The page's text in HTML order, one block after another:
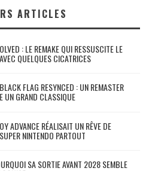
ARTICLES
: LE REMAKE QUI RESSUSCITE LE
QUELQUES CICATRICES
FLAG RESYNCED : UN REMASTER
UN GRAND CLASSIQUE
ADVANCE RÉALISAIT UN RÊVE DE
NINTENDO PARTOUT
SA SORTIE AVANT 2028 SEMBLE